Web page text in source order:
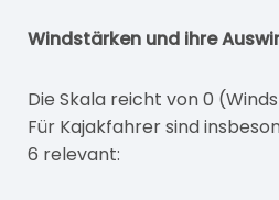
Windstärken und ihre
Die Skala reicht von 0
Für Kajakfahrer sind
6 relevant: